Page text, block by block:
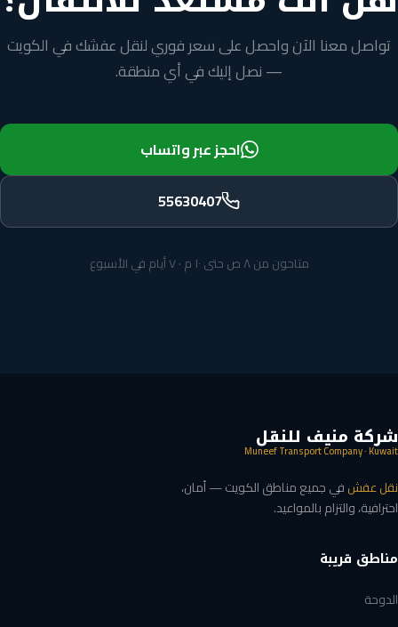
تواصل معنا الآن واحصل على سعر فوري لنقل عفشك في الكويت
— نصل إليك في أي منطقة.
احجز عبر واتساب
55630407
متاحون من ٨ ص حتى ١٠ م · ٧ أيام في الأسبوع
شركة منيف للنقل
Muneef Transport Company · Kuwait
نقل عفشفي جميع مناطق الكويت — أمان،
احترافية، والتزام بالمواعيد.
مناطق قريبة
الدوحة